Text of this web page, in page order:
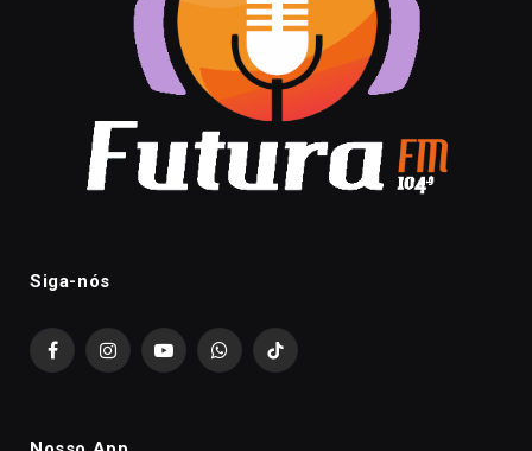
Siga-nós
FacebookInstagramYouTubeWhatsAppTikTok